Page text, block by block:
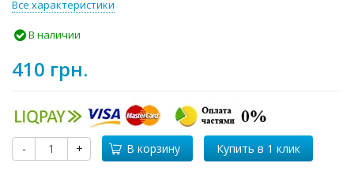
Все характеристики
В наличии
410 грн.
- + В корзину